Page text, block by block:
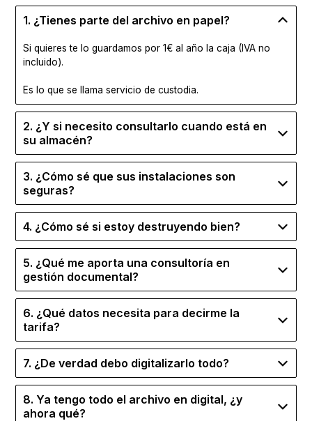
1. ¿Tienes parte del archivo en papel?
Si quieres te lo guardamos por 1€ al año la caja (IVA no
incluido).
Es lo que se llama servicio de custodia.
2. ¿Y si necesito consultarlo cuando está en
su almacén?
3. ¿Cómo sé que sus instalaciones son
seguras?
4. ¿Cómo sé si estoy destruyendo bien?
5. ¿Qué me aporta una consultoría en
gestión documental?
6. ¿Qué datos necesita para decirme la
tarifa?
7. ¿De verdad debo digitalizarlo todo?
8. Ya tengo todo el archivo en digital, ¿y
ahora qué?